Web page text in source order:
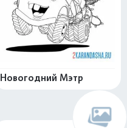
Новогодний Мэтр